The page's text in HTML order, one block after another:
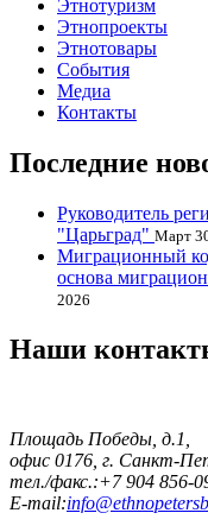
Этнотуризм
Этнопроекты
Этнотовары
События
Медиа
Контакты
Последние
Руководитель
"Царьград" Март
Миграционный
основа
2026
Наши
Площадь Победы, д.1,
офис 0176, г. Санкт-
тел./факс.:+7 904 856-
E-mail: